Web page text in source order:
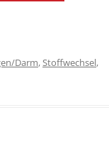
Darm,Stoffwechsel,